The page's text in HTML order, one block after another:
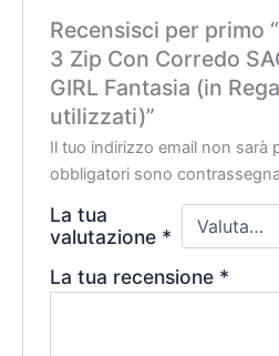
Recensisci per primo
3 Zip Con Corredo
GIRL Fantasia (in
utilizzati)”
Il tuo indirizzo email non sarà
obbligatori sono
La tua
valutazione *
La tua recensione *